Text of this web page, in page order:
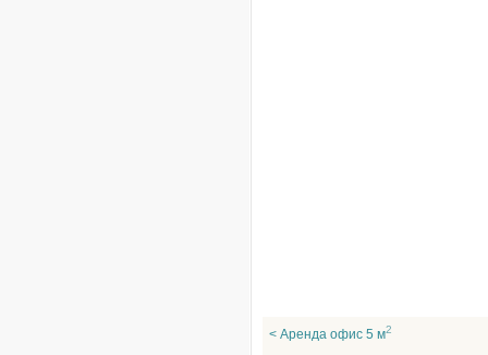
< Аренда офис 5 м2